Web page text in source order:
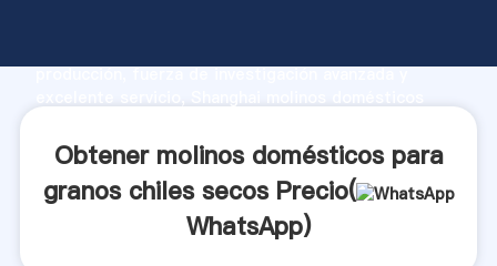
producción, fuerza de investigación avanzada y
aporta valores a todos los clientes.
Obtener molinos domésticos para
granos chiles secos Precio(
WhatsApp)